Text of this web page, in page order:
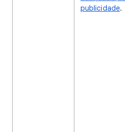
publicidade.